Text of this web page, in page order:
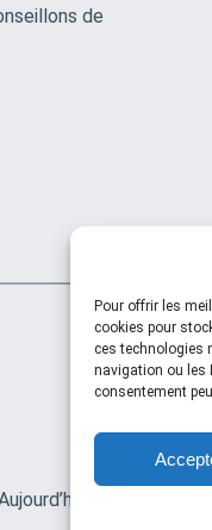
Pour offrir les
cookies pour
ces technologies
navigation ou les
consentement
de
2025